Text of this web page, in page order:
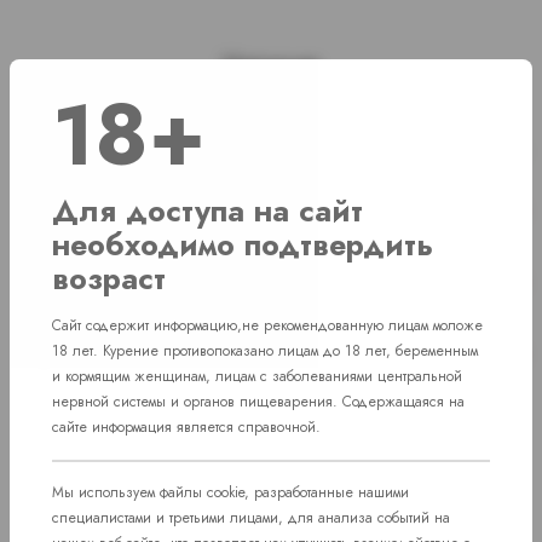
Наличие
г. Челябинск, ул. Академика Макеева д. 36
г. Челябинск, ул. Свердловский проспект
д. 86
г. Челябинск, Комсомольский проспект д.
108
пос. Западный. Улица им. капитана
Ефимова, 7
Нет в наличии
18+
Для доступа на сайт
необходимо подтвердить
возраст
Сайт содержит информацию,не рекомендованную лицам моложе
18 лет. Курение противопоказано лицам до 18 лет, беременным
и кормящим женщинам, лицам с заболеваниями центральной
нервной системы и органов пищеварения. Содержащаяся на
сайте информация является справочной.
Мы используем файлы cookie, разработанные нашими
специалистами и третьими лицами, для анализа событий на